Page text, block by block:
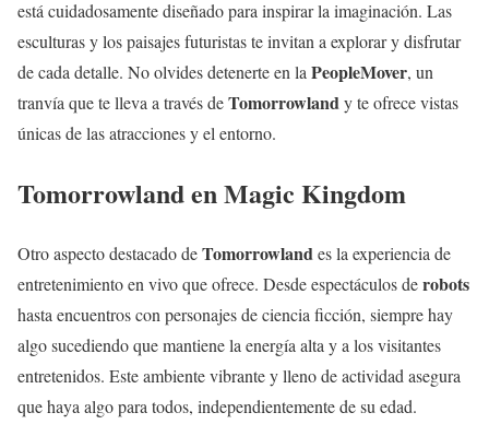
está cuidadosamente diseñado para inspirar la imaginación. Las
esculturas y los paisajes futuristas te invitan a explorar y disfrutar
de cada detalle. No olvides detenerte en la PeopleMover, un
tranvía que te lleva a través deTomorrowlandy te ofrece vistas
únicas de las atracciones y el entorno.
Tomorrowland en Magic Kingdom
Otro aspecto destacado deTomorrowland es la experiencia de
entretenimiento en vivo que ofrece. Desde espectáculos derobots
hasta encuentros con personajes de ciencia ficción, siempre hay
algo sucediendo que mantiene la energía alta y a los visitantes
entretenidos. Este ambiente vibrante y lleno de actividad asegura
que haya algo para todos, independientemente de su edad.